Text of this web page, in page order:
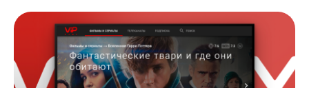
Разработка мобильных
приложений